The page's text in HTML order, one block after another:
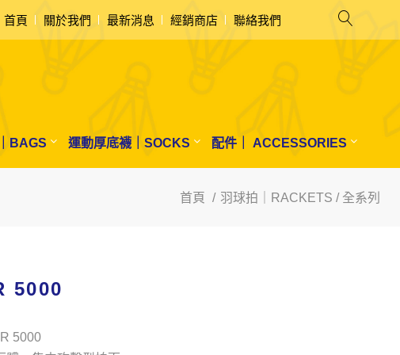
首頁 關於我們 最新消息 經銷商店 聯絡我們
BAGS 運動厚底襪｜SOCKS 配件｜ ACCESSORIES
首頁 羽球拍｜RACKETS / 全系列
5000
5000